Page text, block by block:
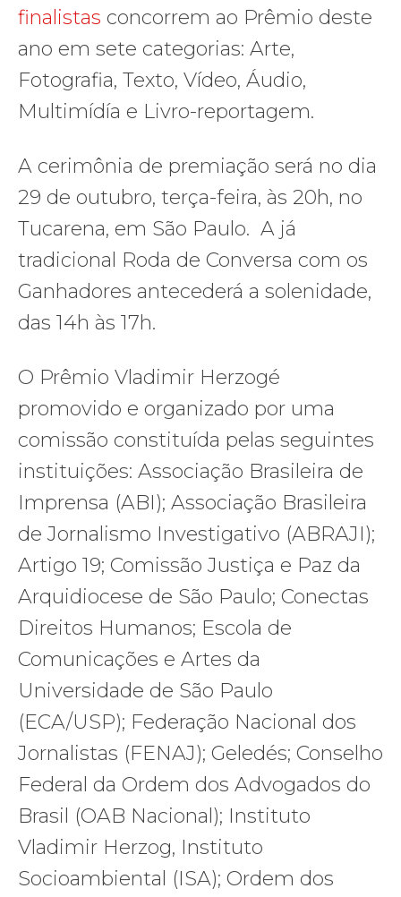
finalistas concorrem ao Prêmio deste
ano em sete categorias: Arte,
Fotografia, Texto, Vídeo, Áudio,
Multimídía e Livro-reportagem.
A cerimônia de premiação será no dia
29 de outubro, terça-feira, às 20h, no
Tucarena, em São Paulo. A já
tradicional Roda de Conversa com os
Ganhadores antecederá a solenidade,
das 14h às 17h.
O Prêmio Vladimir Herzogé
promovido e organizado por uma
comissão constituída pelas seguintes
instituições: Associação Brasileira de
Imprensa (ABI); Associação Brasileira
de Jornalismo Investigativo (ABRAJI);
Artigo 19; Comissão Justiça e Paz da
Arquidiocese de São Paulo; Conectas
Direitos Humanos; Escola de
Comunicações e Artes da
Universidade de São Paulo
(ECA/USP); Federação Nacional dos
Jornalistas (FENAJ); Geledés; Conselho
Federal da Ordem dos Advogados do
Brasil (OAB Nacional); Instituto
Vladimir Herzog, Instituto
Socioambiental (ISA); Ordem dos